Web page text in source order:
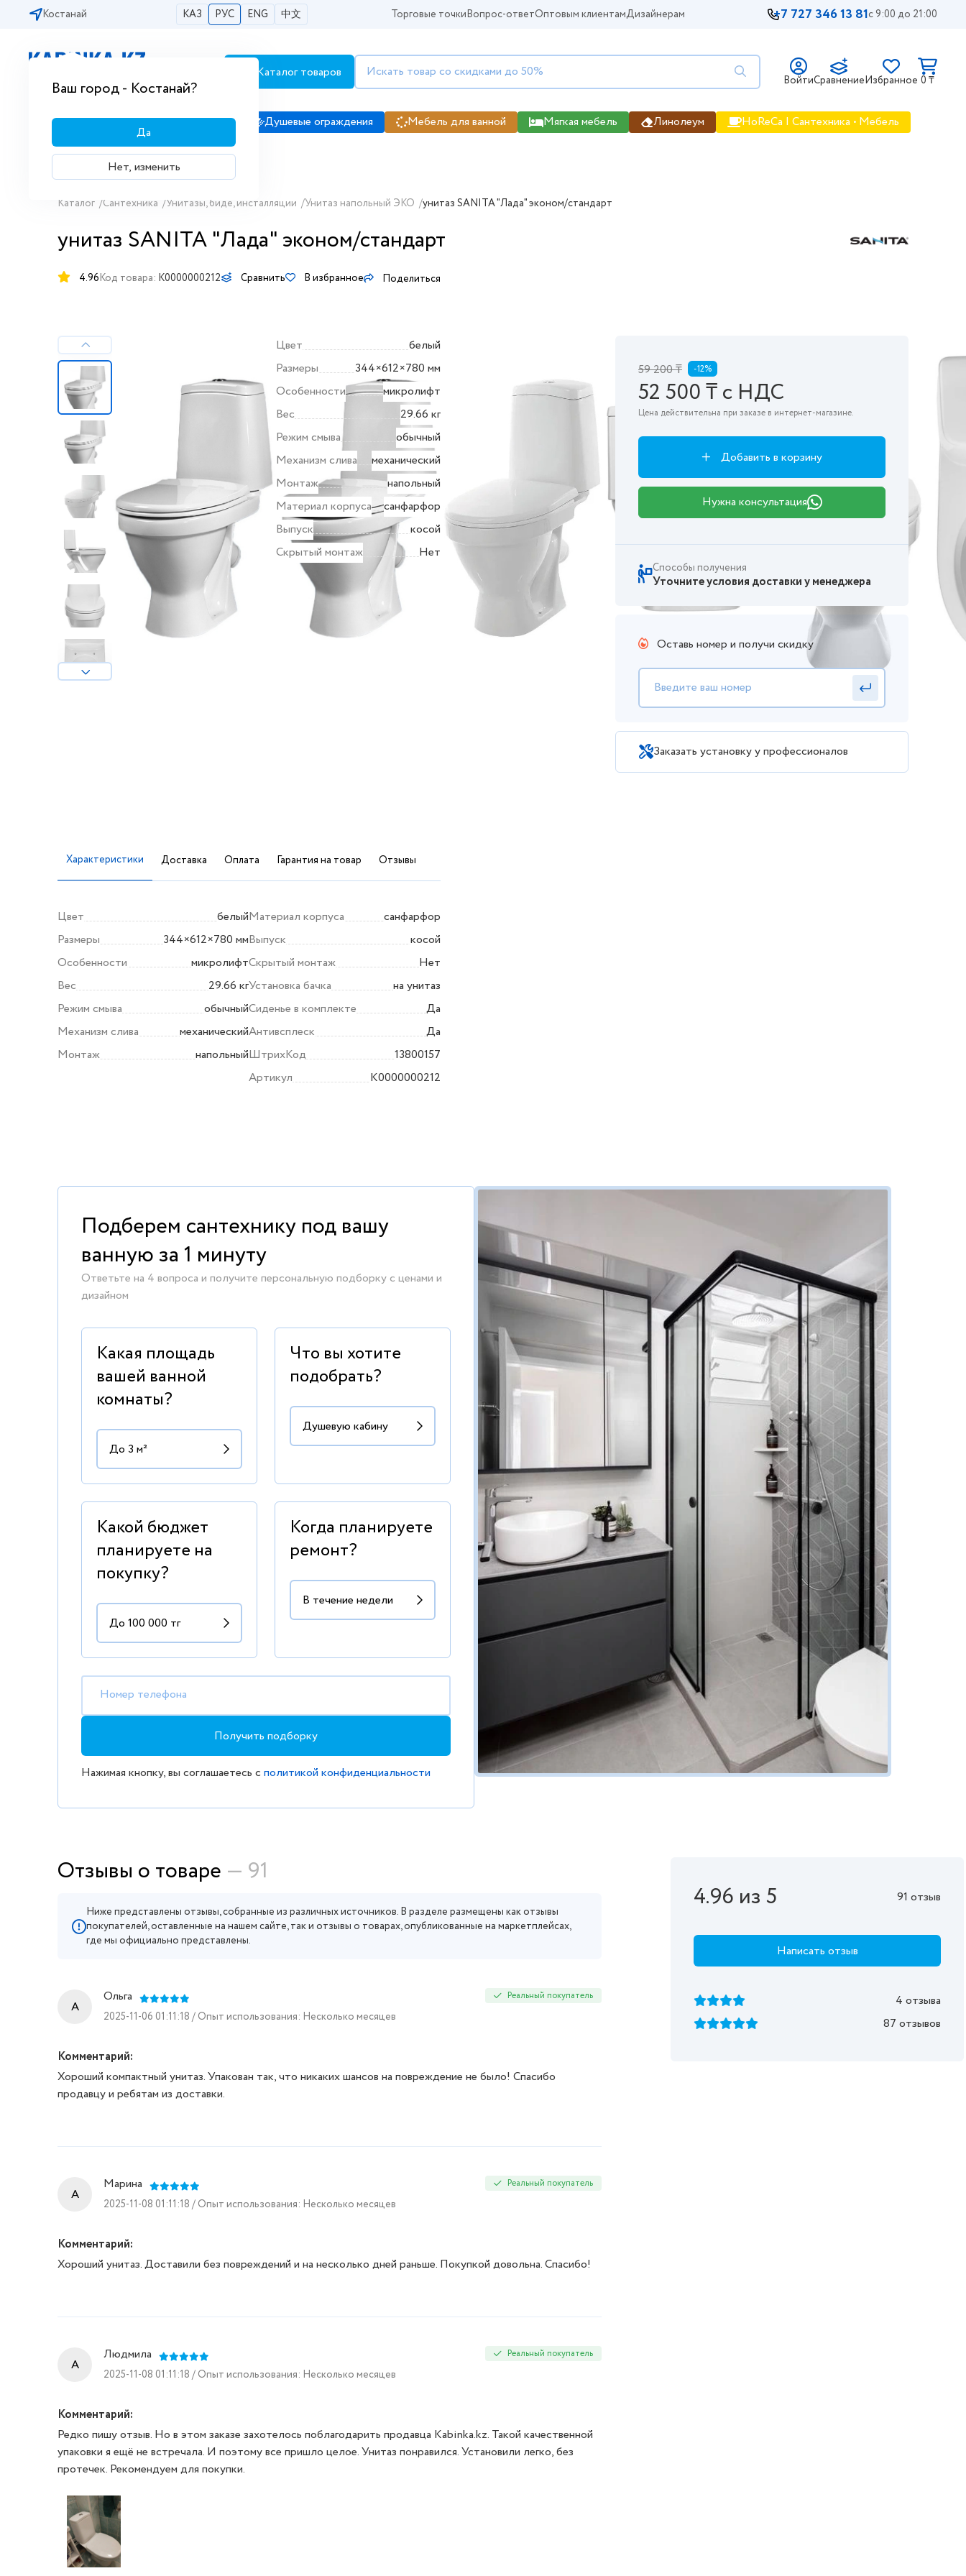
Костанай КАЗ РУС ENG 中文
Ваш город - Костанай?
Да
Нет, изменить
Торговые точкиВопрос-ответОптовым клиентамДизайнерам +7 727 346 13 81с 9:00 до 21:00
Бесплатная доставка по городам РК
Каталог товаров ВойтиСравнениеИзбранное 0 ₸
Сантехника Душевые кабины Душевые ограждения Мебель для ванной Мягкая мебель Линолеум HoReCa | Сантехника • Мебель
Каталог /Сантехника /Унитазы, биде, инсталляции /Унитаз напольный ЭКО /унитаз SANITA "Лада" эконом/стандарт
унитаз SANITA "Лада" эконом/стандарт
4.96Код товара: K0000000212 Сравнить В избранное Поделиться
Цвет
белый
Размеры
344×612×780 мм
Особенности
микролифт
Вес
29.66 кг
Режим смыва
обычный
Механизм слива
механический
Монтаж
напольный
Материал корпуса
санфарфор
Выпуск
косой
Скрытый монтаж
Нет
Все характеристики
59 200 ₸ -12%
52 500 ₸ с НДС
Цена действительна при заказе в интернет-магазине.
Добавить в корзину
Нужна консультация
Способы получения
Уточните условия доставки у менеджера
Оставь номер и получи скидку
Заказать установку у профессионалов
Характеристики Доставка Оплата Гарантия на товар Отзывы
Цвет
белый
Размеры
344×612×780 мм
Особенности
микролифт
Вес
29.66 кг
Режим смыва
обычный
Механизм слива
механический
Монтаж
напольный
Материал корпуса
санфарфор
Выпуск
косой
Скрытый монтаж
Нет
Установка бачка
на унитаз
Сиденье в комплекте
Да
Антивсплеск
Да
ШтрихКод
13800157
Артикул
K0000000212
Подберем сантехнику под вашу
ванную за 1 минуту
Ответьте на 4 вопроса и получите персональную подборку с ценами и
дизайном
Какая площадь
вашей ванной
комнаты?
Что вы хотите
подобрать?
Какой бюджет
планируете на
покупку?
Когда планируете
ремонт?
Номер телефона
Получить подборку
Нажимая кнопку, вы соглашаетесь сполитикой конфиденциальности
Отзывы о товаре — 91
Ниже представлены отзывы, собранные из различных источников. В разделе размещены как отзывы
покупателей, оставленные на нашем сайте, так и отзывы о товарах, опубликованные на маркетплейсах,
где мы официально представлены.
A
Ольга
2025-11-06 01:11:18 / Опыт использования: Несколько месяцев
Реальный покупатель
Комментарий:
Хороший компактный унитаз. Упакован так, что никаких шансов на повреждение не было! Спасибо
продавцу и ребятам из доставки.
A
Марина
2025-11-08 01:11:18 / Опыт использования: Несколько месяцев
Реальный покупатель
Комментарий:
Хороший унитаз. Доставили без повреждений и на несколько дней раньше. Покупкой довольна. Спасибо!
A
Людмила
2025-11-08 01:11:18 / Опыт использования: Несколько месяцев
Реальный покупатель
Комментарий:
Редко пишу отзыв. Но в этом заказе захотелось поблагодарить продавца Kabinka.kz. Такой качественной
упаковки я ещё не встречала. И поэтому все пришло целое. Унитаз понравился. Установили легко, без
протечек. Рекомендуем для покупки.
4.96 из 5 91 отзыв
Написать отзыв
4 отзыва
87 отзывов